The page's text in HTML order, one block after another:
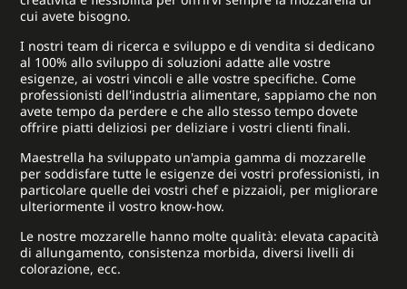
cui avete bisogno.
I nostri team di ricerca e sviluppo e di vendita si dedicano
al 100% allo sviluppo di soluzioni adatte alle vostre
esigenze, ai vostri vincoli e alle vostre specifiche. Come
professionisti dell'industria alimentare, sappiamo che non
avete tempo da perdere e che allo stesso tempo dovete
offrire piatti deliziosi per deliziare i vostri clienti finali.
Maestrella ha sviluppato un'ampia gamma di mozzarelle
per soddisfare tutte le esigenze dei vostri professionisti, in
particolare quelle dei vostri chef e pizzaioli, per migliorare
ulteriormente il vostro know-how.
Le nostre mozzarelle hanno molte qualità: elevata capacità
di allungamento, consistenza morbida, diversi livelli di
colorazione, ecc.